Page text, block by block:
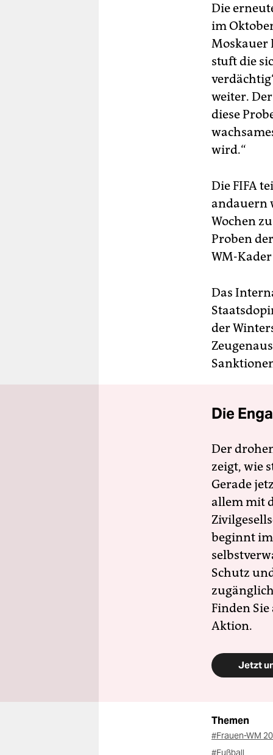
Die
im
Moskauer
stuft die
weiter.
diese
wird.“
Die FIFA
andauern
Wochen
Proben
WM-
Das
der
Die
Der
zeigt, wie
Gerade
allem mit
beginnt
Schutz
Finden
Aktion.
Jetzt
Themen
#Frauen-WM
#Fußball